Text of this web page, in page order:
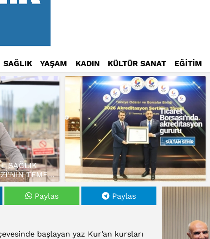
SAĞLIK YAŞAM KADIN KÜLTÜR SANAT EĞİTİM
SAĞLIK
TEMELİ
Paylas Paylas
başlayan yaz Kur’an kursları